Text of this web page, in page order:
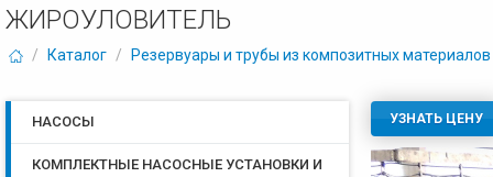
ЖИРОУЛОВИТЕЛЬ
/ Каталог / Резервуары и трубы из композитных материалов
УЗНАТЬ ЦЕНУ
НАСОСЫ
КОМПЛЕКТНЫЕ НАСОСНЫЕ УСТАНОВКИ И